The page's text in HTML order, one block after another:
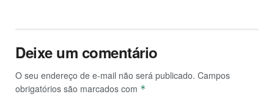
Deixe um comentário
O seu endereço de e-mail não será publicado. Campos
obrigatórios são marcados com *